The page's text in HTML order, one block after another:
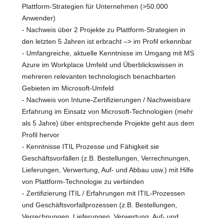
Plattform-Strategien für Unternehmen (>50.000
Anwender)
- Nachweis über 2 Projekte zu Plattform-Strategien in
den letzten 5 Jahren ist erbracht –> im Profil erkennbar
- Umfangreiche, aktuelle Kenntnisse im Umgang mit MS
Azure im Workplace Umfeld und Überblickswissen in
mehreren relevanten technologisch benachbarten
Gebieten im Microsoft-Umfeld
- Nachweis von Intune-Zertifizierungen / Nachweisbare
Erfahrung im Einsatz von Microsoft-Technologien (mehr
als 5 Jahre) über entsprechende Projekte geht aus dem
Profil hervor
- Kenntnisse ITIL Prozesse und Fähigkeit sie
Geschäftsvorfällen (z.B. Bestellungen, Verrechnungen,
Lieferungen, Verwertung, Auf- und Abbau usw.) mit Hilfe
von Plattform-Technologie zu verbinden
- Zertifizierung ITIL / Erfahrungen mit ITIL-Prozessen
und Geschäftsvorfallprozessen (z.B. Bestellungen,